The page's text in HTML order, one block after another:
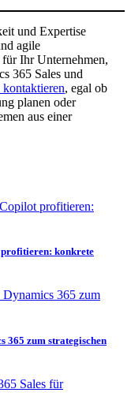
und Expertise
agile
Ihr Unternehmen,
365 Sales und
kontaktieren, egal ob
planen oder
aus einer
konkrete
365 zum strategischen